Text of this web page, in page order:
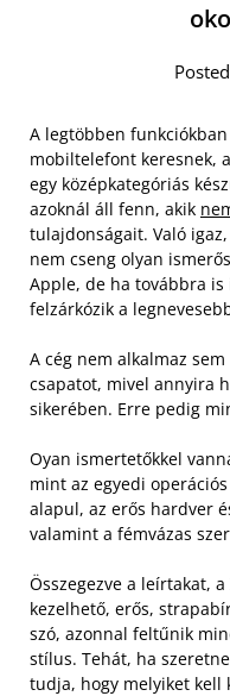
A legtöbben
mobiltelefont keresnek,
egy középkategóriás
azoknál áll fenn, akik
tulajdonságait. Való
nem cseng olyan
Apple, de ha továbbra
felzárkózik a
A cég nem alkalmaz
csapatot, mivel annyira
sikerében. Erre pedig
Oyan ismertetőkkel
mint az egyedi
alapul, az erős hardver
valamint a fémvázas
Összegezve a leírtakat,
kezelhető, erős,
szó, azonnal feltűnik
stílus. Tehát, ha
tudja, hogy melyiket kell